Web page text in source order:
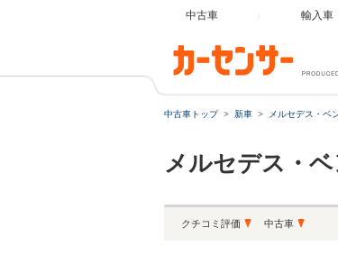
中古車 輸入車
中古車トップ 新車 メルセデス・ベ
メルセデス・
クチコミ評価 中古車